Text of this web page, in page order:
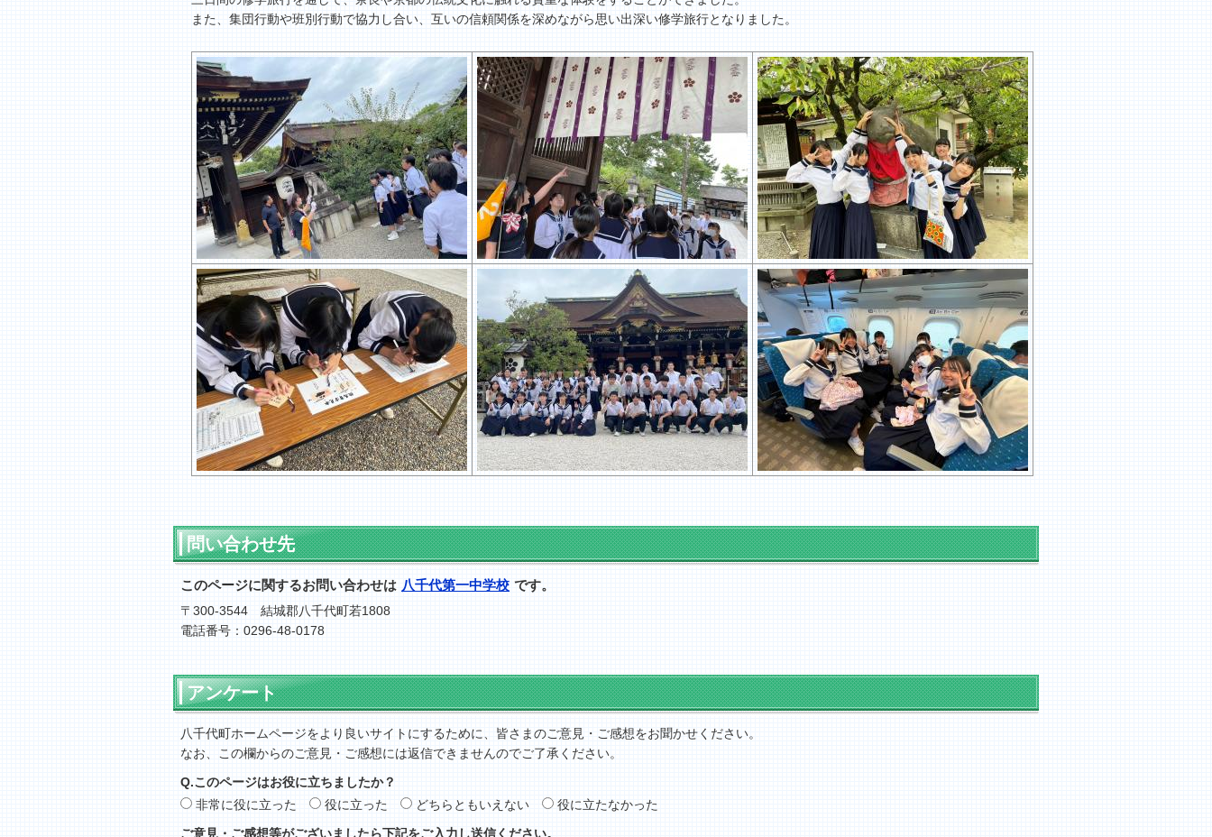
また、集団行動や班別行動で協力し合い、互いの信頼関係を深めながら思い出深い修学旅行となりました。
問い合わせ先
このページに関するお問い合わせは 八千代第一中学校 です。
〒300-3544 結城郡八千代町若1808
電話番号：0296-48-0178
アンケート
八千代町ホームページをより良いサイトにするために、皆さまのご意見・ご感想をお聞かせください。
なお、この欄からのご意見・ご感想には返信できませんのでご了承ください。
Q.このページはお役に立ちましたか？
非常に役に立った
役に立った どちらともいえない
役に立たなかった
ご意見・ご感想等がございましたら下記をご入力し送信ください。